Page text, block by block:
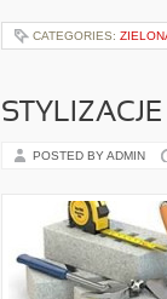
CATEGORIES:
POSTED BY ADMIN